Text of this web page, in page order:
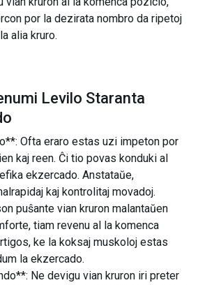
por la dezirata nombro da ripetoj
alia kruro.
Levilo Staranta
Ofta eraro estas uzi impeton por
kaj reen. Ĉi tio povas konduki al
ekzercado. Anstataŭe,
kaj kontrolitaj movadoj.
puŝante vian kruron malantaŭen
tiam revenu al la komenca
ke la koksaj muskoloj estas
la ekzercado.
Ne devigu vian kruron iri preter